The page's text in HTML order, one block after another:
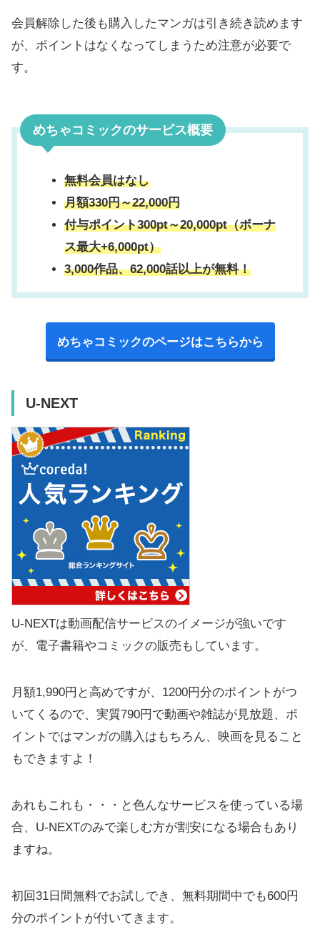
会員解除した後も購入したマンガは引き続き読めます
が、ポイントはなくなってしまうため注意が必要で
す。
めちゃコミックのサービス概要
無料会員はなし
月額330円～22,000円
付与ポイント300pt～20,000pt（ボーナ
ス最大+6,000pt）
3,000作品、62,000話以上が無料！
めちゃコミックのページはこちらから
U-NEXT
U-NEXTは動画配信サービスのイメージが強いです
が、電子書籍やコミックの販売もしています。
月額1,990円と高めですが、1200円分のポイントがつ
いてくるので、実質790円で動画や雑誌が見放題、ポ
イントではマンガの購入はもちろん、映画を見ること
もできますよ！
あれもこれも・・・と色んなサービスを使っている場
合、U-NEXTのみで楽しむ方が割安になる場合もあり
ますね。
初回31日間無料でお試しでき、無料期間中でも600円
分のポイントが付いてきます。